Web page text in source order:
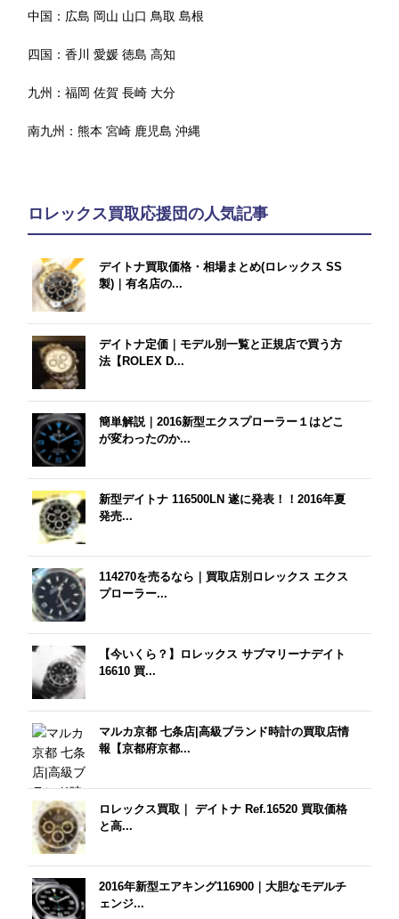
中国： 広島 岡山 山口 鳥取 島根
四国：香川 愛媛 徳島 高知
九州：福岡 佐賀 長崎 大分
南九州：熊本 宮崎 鹿児島 沖縄
ロレックス買取応援団の人気記事
デイトナ買取価格・相場まとめ(ロレックス SS
製)｜有名店の...
デイトナ定価｜モデル別一覧と正規店で買う方
法【ROLEX D...
簡単解説｜2016新型エクスプローラー１はどこ
が変わったのか...
新型デイトナ 116500LN 遂に発表！！2016年夏
発売...
114270を売るなら｜買取店別ロレックス エクス
プローラー...
【今いくら？】ロレックス サブマリーナデイト
16610 買...
マルカ京都 七条店|高級ブランド時計の買取店情
報【京都府京都...
ロレックス買取｜ デイトナ Ref.16520 買取価格
と高...
2016年新型エアキング116900｜大胆なモデルチ
ェンジ...